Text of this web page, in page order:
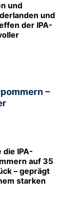
und
und
der IPA-
–
IPA-
auf 35
– geprägt
starken